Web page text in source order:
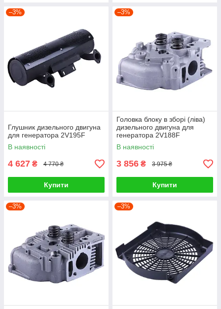
–3%
Глушник дизельного двигуна
для генератора 2V195F
В наявності
4 627 ₴ 4 770 ₴
Купити
–3%
Головка блоку в зборі (ліва)
дизельного двигуна для
генератора 2V188F
В наявності
3 856 ₴ 3 975 ₴
Купити
–3% –3%